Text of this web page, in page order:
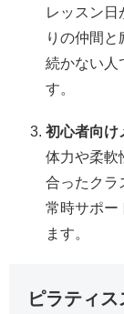
レッスン日
りの仲間
続かない人
す。
初心者向け
体力や柔軟
合ったクラ
常時サポー
ます。
ピラティ